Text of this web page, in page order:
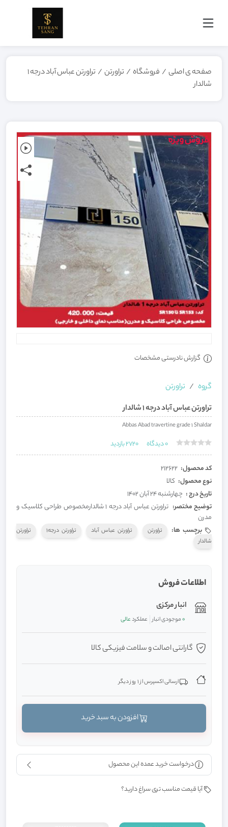
صفحه ی اصلی / فروشگاه / تراورتن /
تراورتن عباس آباد درجه ۱
شالدار
گزارش نادرستی مشخصات
گروه
تراورتن
تراورتن عباس آباد درجه ۱ شالدار
Abbas Abad travertine grade 1 Shaldar
0دیدگاه 2720بازدید
کد محصول: 212622
نوع محصول: کالا
تاریخ درج : چهارشنبه 24 آبان 1402
توضیح مختصر:
تراورتن عباس آباد درجه ۱ شالدارمخصوص طراحی کلاسیک و
مدرن
برچسب ها:
تراورتن تراورتن عباس آباد تراورتن درجه1
تراورتن
شالدار
اطلاعات فروش
انبار مرکزی
0موجودی انبار عملکردعالی
گارانتی اصالت و سلامت فیزیکی کالا
ارسالی اکسپرس از 1 روز دیگر
درخواست خرید عمده این محصول
آیا قیمت مناسب تری سراغ دارید؟